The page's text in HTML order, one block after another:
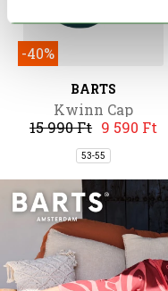
-40%
BARTS
Kwinn Cap
15 990 Ft 9 590 Ft
53-55